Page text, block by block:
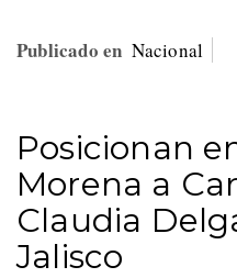
Publicado en Nacional
Posicionan
Morena a
Claudia
Jalisco